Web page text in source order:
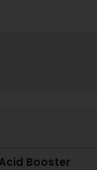
Booster